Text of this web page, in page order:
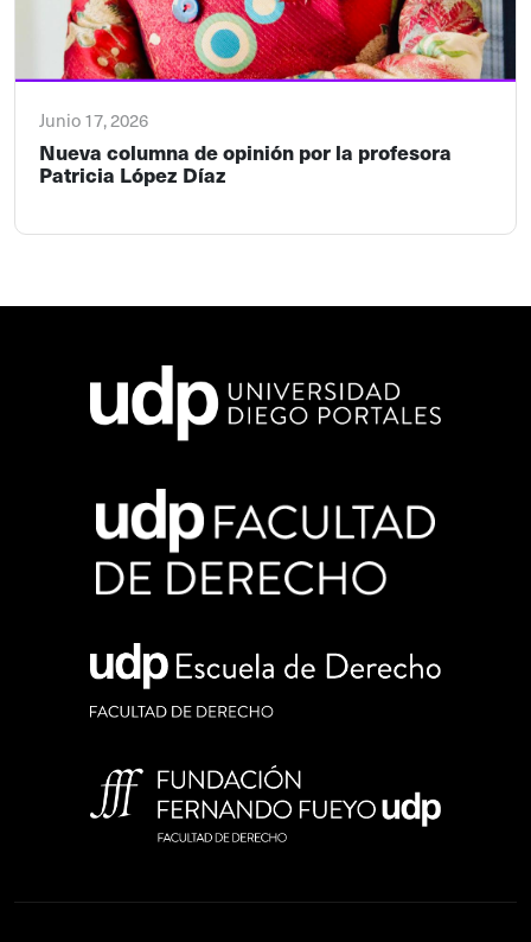
Junio 17, 2026
Nueva columna de opinión por la profesora
Patricia López Díaz